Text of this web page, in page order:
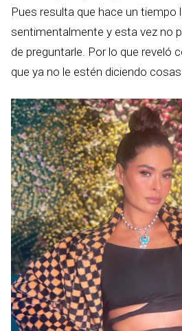
Pues resulta que hace un tiempo
sentimentalmente y esta vez no
de preguntarle. Por lo que reveló
que ya no le estén diciendo